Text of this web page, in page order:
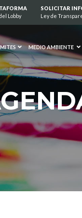
Lobby
SOLICITAR
Ley de
MEDIO AMBIENTE